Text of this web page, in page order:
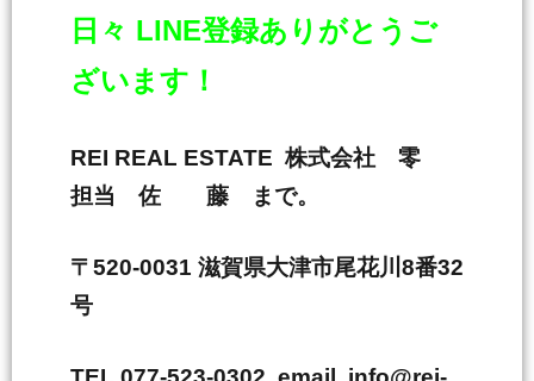
日々 LINE登録ありがとうご
ざいます！
REI REAL ESTATE 株式会社 零
担当 佐 藤 まで。
〒520-0031 滋賀県大津市尾花川8番32
号